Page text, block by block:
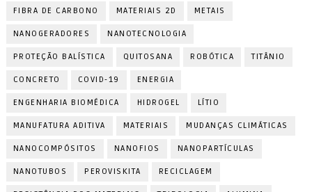
FIBRA DE CARBONO MATERIAIS 2D METAIS
NANOGERADORES NANOTECNOLOGIA
PROTEÇÃO BALÍSTICA QUITOSANA ROBÓTICA TITÂNIO
CONCRETO COVID-19 ENERGIA
ENGENHARIA BIOMÉDICA HIDROGEL LÍTIO
MANUFATURA ADITIVA MATERIAIS MUDANÇAS CLIMÁTICAS
NANOCOMPÓSITOS NANOFIOS NANOPARTÍCULAS
NANOTUBOS PEROVISKITA RECICLAGEM